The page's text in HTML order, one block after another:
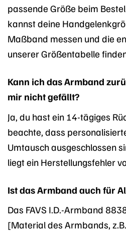
passende Größe beim
kannst deine
Maßband messen und die
unserer Größentabelle
Kann ich das Armband
mir nicht gefällt?
Ja, du hast ein 14-tägiges
beachte, dass
Umtausch ausgeschlossen
liegt ein Herstellungsfehler
Ist das Armband auch für
Das FAVS I.D.-Armband
[Material des Armbands,